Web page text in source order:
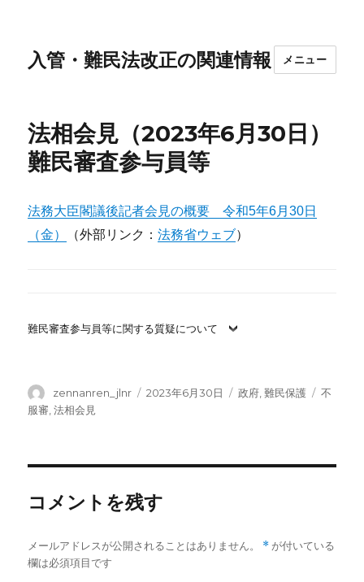
入管・難民法改正の関連情報 メニュー
法相会見（2023年6月30日）
難民審査参与員等
法務大臣閣議後記者会見の概要 令和5年6月30日
（金）
（外部リンク：法務省ウェブ）
難民審査参与員等に関する質疑について
投
稿
zennanren_jlnr
投
2023年6月30日
カ
政府 ,難民保護
タ
不
服審 ,法相会見
コメントを残す
メールアドレスが公開されることはありません。 * が付いている
欄は必須項目です